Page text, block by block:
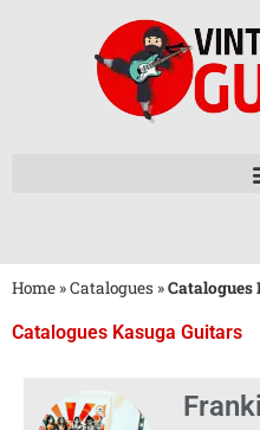
Home »Catalogues »Catalogues
Catalogues Kasuga Guitars